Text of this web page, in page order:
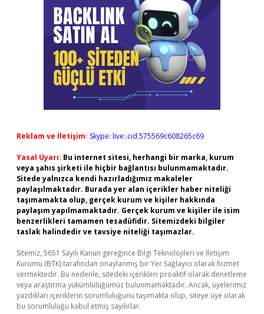
Reklam ve İletişim: Skype: live:.cid.575569c608265c69
Yasal Uyarı: Bu internet sitesi, herhangi bir marka, kurum
veya şahıs şirketi ile hiçbir bağlantısı bulunmamaktadır.
Sitede yalnızca kendi hazırladığımız makaleler
paylaşılmaktadır. Burada yer alan içerikler haber niteliği
taşımamakta olup, gerçek kurum ve kişiler hakkında
paylaşım yapılmamaktadır. Gerçek kurum ve kişiler ile isim
benzerlikleri tamamen tesadüfidir. Sitemizdeki bilgiler
taslak halindedir ve tavsiye niteliği taşımazlar.
Sitemiz, 5651 Sayılı Kanun gereğince Bilgi Teknolojileri ve İletişim
Kurumu (BTK) tarafından onaylanmış bir Yer Sağlayıcı olarak hizmet
vermektedir. Bu nedenle, sitedeki içerikleri proaktif olarak denetleme
veya araştırma yükümlülüğümüz bulunmamaktadır. Ancak, üyelerimiz
yazdıkları içeriklerin sorumluluğunu taşımakta olup, siteye üye olarak
bu sorumluluğu kabul etmiş sayılırlar.